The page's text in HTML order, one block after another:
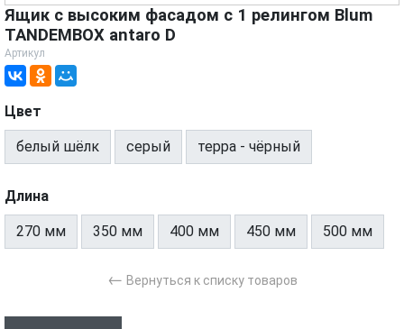
Ящик с высоким фасадом с 1 релингом Blum
TANDEMBOX antaro D
Артикул
Цвет
белый шёлк серый терра - чёрный
Длина
270 мм 350 мм 400 мм 450 мм 500 мм
← Вернуться к списку товаров